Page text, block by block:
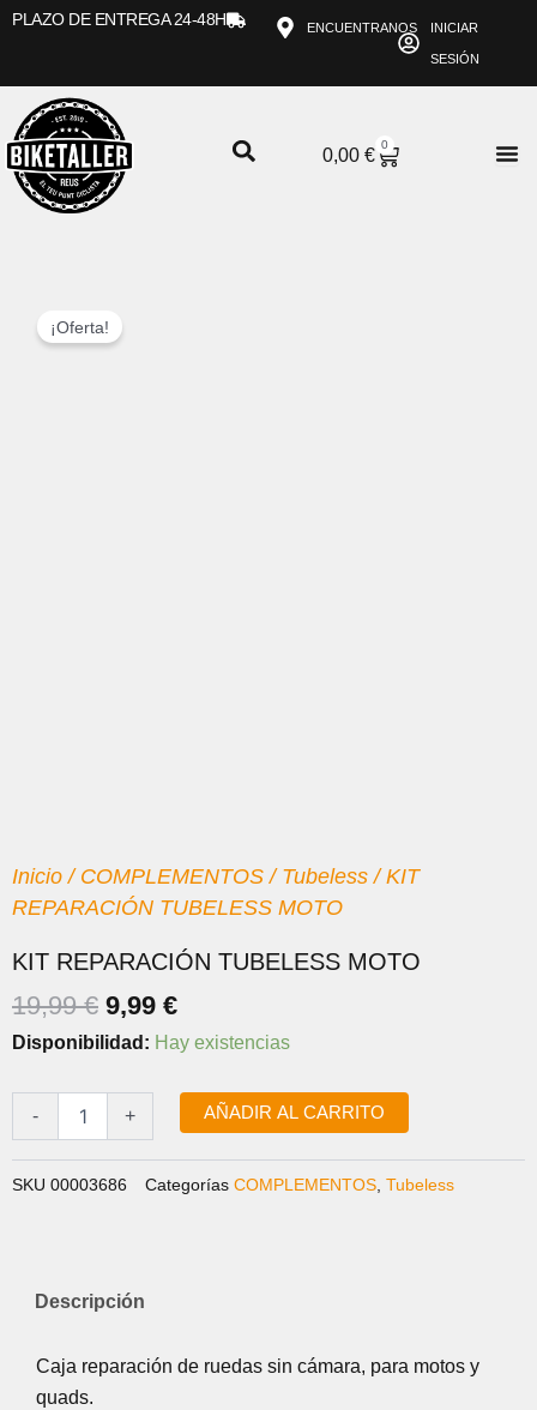
PLAZO DE ENTREGA 24-48H ENCUENTRANOS INICIAR
SESIÓN
0,00€
0
CARRITO
¡Oferta!
Inicio / COMPLEMENTOS / Tubeless / KIT
REPARACIÓN TUBELESS MOTO
KIT REPARACIÓN TUBELESS MOTO
19,99€ EL
PRECIO
ERA:
19,99 €.
9,99 €EL
PRECIO
ES:
9,99 €.
Disponibilidad: Hay existencias
-
KIT
+ AÑADIR AL CARRITO
SKU 00003686 Categorías COMPLEMENTOS Tubeless
Descripción
Caja reparación de ruedas sin cámara, para motos y
quads.